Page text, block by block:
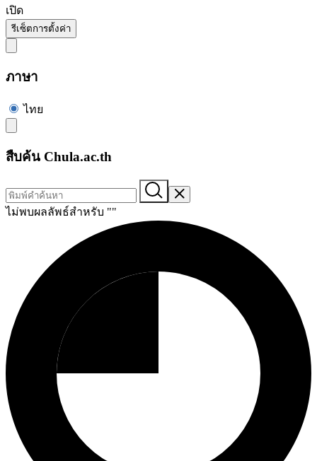
เปิด
รีเซ็ตการตั้งค่า
ภาษา
ไทย
สืบค้น Chula.ac.th
ไม่พบผลลัพธ์สำหรับ ""